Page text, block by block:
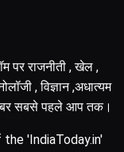
पर राजनीती , खेल ,
, विज्ञान ,अधात्यम
सबसे पहले आप तक।
'IndiaToday.in'